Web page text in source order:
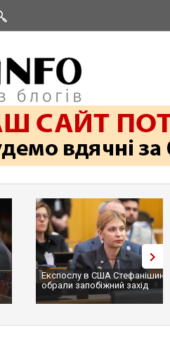
Експослу в США
обрали запобіжний захід